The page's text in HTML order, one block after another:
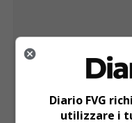
Diario FVG
utilizzare i